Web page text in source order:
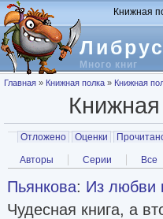
Перейти к основному содержанию
Много книг
Книжная
Вы здесь
Главная » Книжная полка » Книжная
Главные вкладки
Отложено Оценки
Вторичные вкладки
Авторы Серии Все
Пьянкова: Из любви
Чудесная книга, а